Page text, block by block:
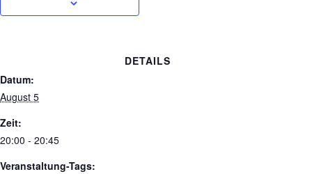
DETAILS
Datum:
August 5
Zeit:
20:00 - 20:45
Veranstaltung-Tags: